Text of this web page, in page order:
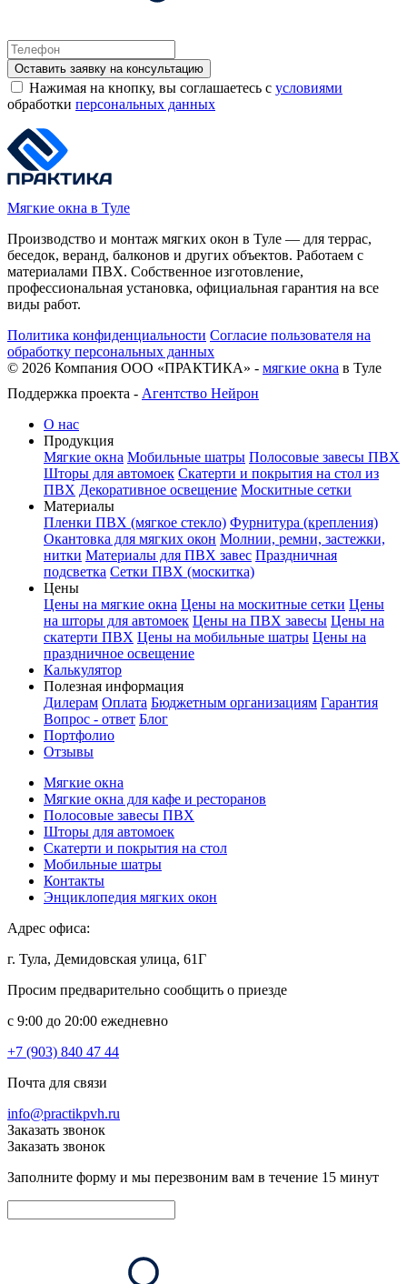
Оставить заявку на консультацию
Нажимая на кнопку, вы соглашаетесь с условиями
обработки персональных данных
Мягкие окна в Туле
Производство и монтаж мягких окон в Туле — для террас,
беседок, веранд, балконов и других объектов. Работаем с
материалами ПВХ. Собственное изготовление,
профессиональная установка, официальная гарантия на все
виды работ.
Политика конфиденциальности Согласие пользователя на
обработку персональных данных
© 2026 Компания ООО «ПРАКТИКА» - мягкие окна в Туле
Поддержка проекта - Агентство Нейрон
О нас
Продукция
Мягкие окна Мобильные шатры Полосовые завесы ПВХ
Шторы для автомоек Скатерти и покрытия на стол из
ПВХ Декоративное освещение Москитные сетки
Материалы
Пленки ПВХ (мягкое стекло) Фурнитура (крепления)
Окантовка для мягких окон Молнии, ремни, застежки,
нитки Материалы для ПВХ завес Праздничная
подсветка Сетки ПВХ (москитка)
Цены
Цены на мягкие окна Цены на москитные сетки Цены
на шторы для автомоек Цены на ПВХ завесы Цены на
скатерти ПВХ Цены на мобильные шатры Цены на
праздничное освещение
Калькулятор
Полезная информация
Дилерам Оплата Бюджетным организациям Гарантия
Вопрос - ответ Блог
Портфолио
Отзывы
Мягкие окна
Мягкие окна для кафе и ресторанов
Полосовые завесы ПВХ
Шторы для автомоек
Скатерти и покрытия на стол
Мобильные шатры
Контакты
Энциклопедия мягких окон
Адрес офиса:
г. Тула, Демидовская улица, 61Г
Просим предварительно сообщить о приезде
c 9:00 до 20:00 ежедневно
+7 (903) 840 47 44
Почта для связи
info@practikpvh.ru
Заказать звонок
Заказать звонок
Заполните форму и мы перезвоним вам в течение 15 минут